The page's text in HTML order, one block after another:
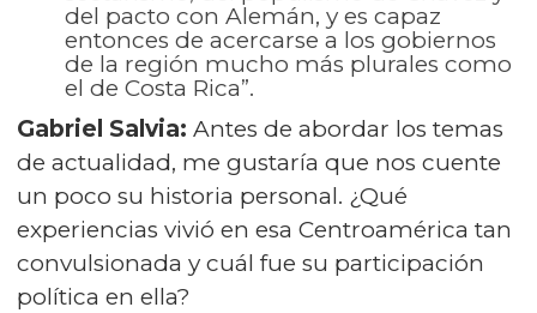
del pacto con Alemán, y es capaz
entonces de acercarse a los gobiernos
de la región mucho más plurales como
el de Costa Rica”.
Gabriel Salvia: Antes de abordar los temas
de actualidad, me gustaría que nos cuente
un poco su historia personal. ¿Qué
experiencias vivió en esa Centroamérica tan
convulsionada y cuál fue su participación
política en ella?